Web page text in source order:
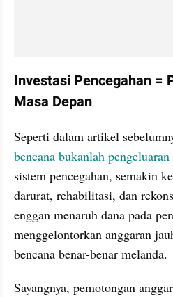
Investasi Pencegahan =
Masa Depan
Seperti dalam artikel
bencana bukanlah
sistem pencegahan, semakin
darurat, rehabilitasi, dan
enggan menaruh dana pada
menggelontorkan anggaran
bencana benar-benar melanda.
Sayangnya, pemotongan